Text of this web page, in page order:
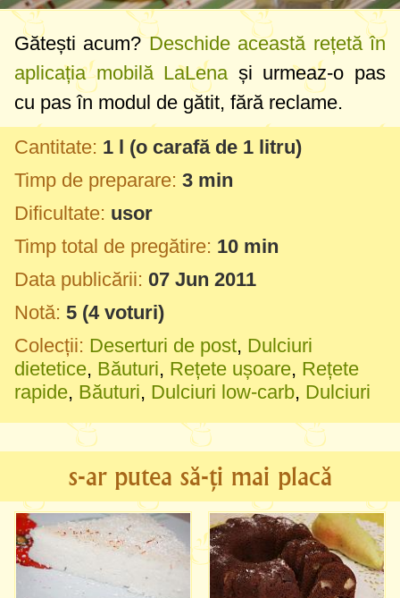
Gătești acum?Deschide această rețetă în
aplicația mobilă LaLena și urmeaz-o pas
cu pas în modul de gătit, fără reclame.
Cantitate: 1 l (o carafă de 1 litru)
Timp de preparare: 3 min
Dificultate: usor
Timp total de pregătire: 10 min
Data publicării: 07 Jun 2011
Notă: 5 (4voturi)
Colecții: Deserturi de post, Dulciuri
dietetice, Băuturi, Rețete ușoare, Rețete
rapide, Băuturi, Dulciuri low-carb, Dulciuri
s-ar putea să-ți mai placă